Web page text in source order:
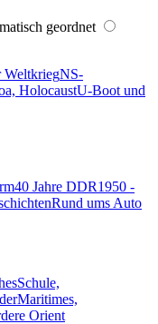
geordnet
WeltkriegNS-
HolocaustU-Boot und
40 Jahre DDR1950 -
Rund ums Auto
Schule,
Maritimes,
Orient